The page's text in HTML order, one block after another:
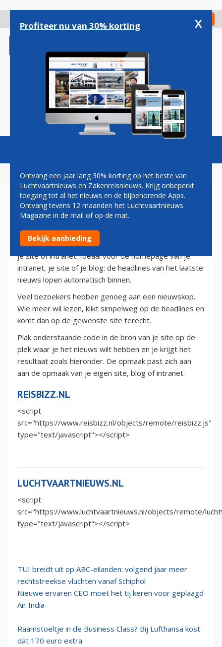
gaan
Check in
Magazine Podcasts Vacatures
NIEUWSSCRIPT
Het laatste nieuws van de websites van Reismedia
kun je nu eenvoudig aanbieden aan de bezoekers van
je site of intranet. Ideaal voor de homepage van je
intranet, je site of je blog: de headlines van het laatste
nieuws lopen automatisch binnen.
Veel bezoekers hebben genoeg aan een nieuwskop.
Wie meer wil lezen, klikt simpelweg op de headlines en
komt dan op de gewenste site terecht.
Plak onderstaande code in de bron van je site op de
plek waar je het nieuws wilt hebben en je krijgt het
resultaat zoals hieronder. De opmaak past zich aan
aan de opmaak van je eigen site, blog of intranet.
REISBIZZ.NL
<script
src="https://www.reisbizz.nl/objects/remote/reisbizz.js"
type="text/javascript"></script>
LUCHTVAARTNIEUWS.NL
<script
src="https://www.luchtvaartnieuws.nl/objects/remote/
type="text/javascript"></script>
TUI breidt uit op ABC-eilanden: volgend jaar meer
rechtstreekse vluchten vanaf Schiphol
Nieuwe ervaren CEO moet het tij keren voor geplaagd
Air India
Raamstoeltje in de Business Class? Bij Lufthansa kost
dat 170 euro extra
Profiteer nu van 30% korting x
Ontvang een jaar lang 30% korting op het beste van
Luchtvaartnieuws en Zakenreisnieuws. Krijg onbeperkt
toegang tot al het nieuws en de bijbehorende Apps.
Ontvang tevens 12 maanden het Luchtvaartnieuws
Magazine in de mail of op de mat.
Bekijk aanbieding